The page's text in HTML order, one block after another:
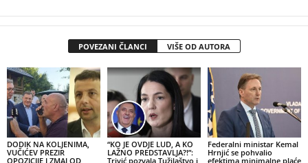
POVEZANI ČLANCI VIŠE OD AUTORA
DODIK NA KOLJENIMA,
VUČIĆEV PREZIR
OPOZICIJE I ZMAJ OD
“KO JE OVDJE LUD, A KO
LAŽNO PREDSTAVLJA?!”:
Trivić pozvala Tužilaštvo i
Federalni ministar Kemal
Hrnjić se pohvalio
efektima minimalne plaće